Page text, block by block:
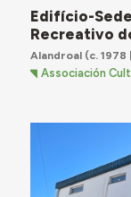
Edifício-
Recreativo
Alandroal(c. 1978
Associación